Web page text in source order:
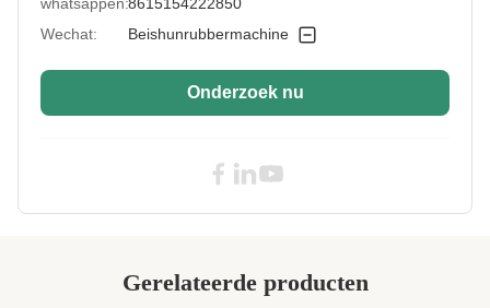
Adapted Max.
Width:
Volgens klantenvereisten
High Light:
16mm Elektrisch Rubberblad die Machin
Rubber de Samenstellingsblad SGS van de
Blad Koelmachine
Wechat:
Beishunrubbermachine
Onderzoek nu
Gerelateerde producten